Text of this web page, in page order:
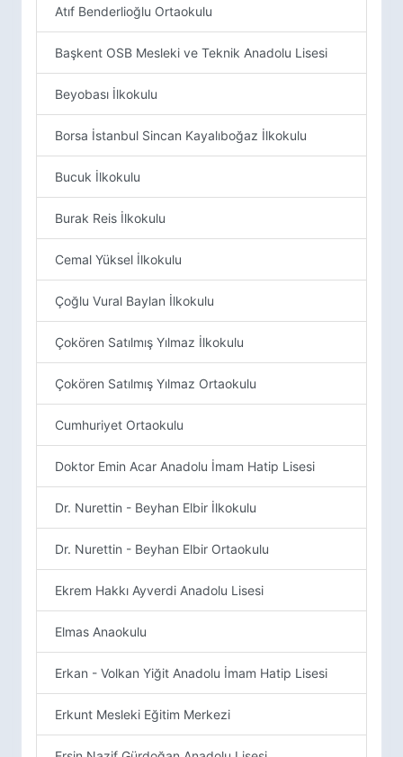
Atıf Benderlioğlu Ortaokulu
Başkent OSB Mesleki ve Teknik Anadolu Lisesi
Beyobası İlkokulu
Borsa İstanbul Sincan Kayalıboğaz İlkokulu
Bucuk İlkokulu
Burak Reis İlkokulu
Cemal Yüksel İlkokulu
Çoğlu Vural Baylan İlkokulu
Çokören Satılmış Yılmaz İlkokulu
Çokören Satılmış Yılmaz Ortaokulu
Cumhuriyet Ortaokulu
Doktor Emin Acar Anadolu İmam Hatip Lisesi
Dr. Nurettin - Beyhan Elbir İlkokulu
Dr. Nurettin - Beyhan Elbir Ortaokulu
Ekrem Hakkı Ayverdi Anadolu Lisesi
Elmas Anaokulu
Erkan - Volkan Yiğit Anadolu İmam Hatip Lisesi
Erkunt Mesleki Eğitim Merkezi